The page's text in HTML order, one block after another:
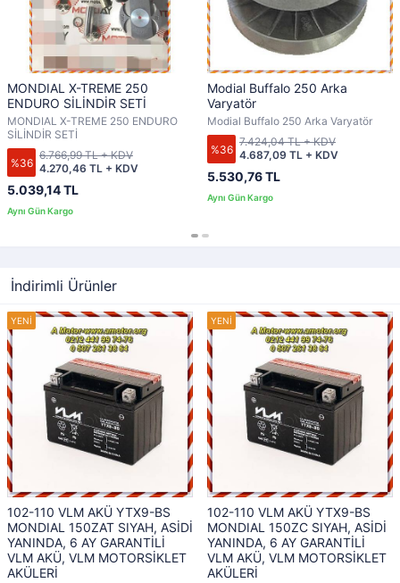
MONDIAL X-TREME 250
ENDURO SİLİNDİR SETİ
MONDIAL X-TREME 250 ENDURO
SİLİNDİR SETİ
%36
5.039,14 TL
4.270,46 TL + KDV
6.766,99 TL + KDV
Modial Buffalo 250 Arka
Varyatör
Modial Buffalo 250 Arka Varyatör
%36
5.530,76 TL
4.687,09 TL + KDV
7.424,04 TL + KDV
İndirimli Ürünler
102-110 VLM AKÜ YTX9-BS
MONDIAL 150ZAT SIYAH, ASİDİ
YANINDA, 6 AY GARANTİLİ
VLM AKÜ, VLM MOTORSİKLET
AKÜLERİ
102-110 VLM AKÜ YTX9-BS
MONDIAL 150ZC SIYAH, ASİDİ
YANINDA, 6 AY GARANTİLİ
VLM AKÜ, VLM MOTORSİKLET
AKÜLERİ